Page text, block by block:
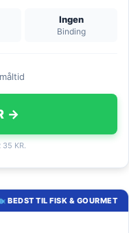
Ingen
Binding
→
35 KR.
BEDST TIL FISK & GOURMET